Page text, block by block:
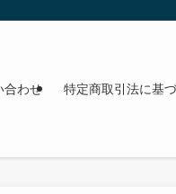
料金、駐車場、アクセスも確
合わせ 特定商取引法に基